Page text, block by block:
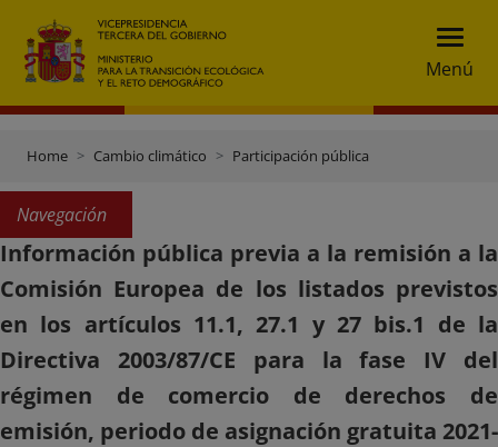
Menú
Home Cambio climático Participación pública
Navegación
Información pública previa a la remisión a la
Comisión Europea de los listados previstos
en los artículos 11.1, 27.1 y 27 bis.1 de la
Directiva 2003/87/CE para la fase IV del
régimen de comercio de derechos de
emisión, periodo de asignación gratuita 2021-